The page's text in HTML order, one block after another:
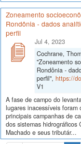
Zoneamento
Rondônia - dados
perfil
Jul 4, 2023
Cochrane,
"Zoneamento
Rondônia -
perfil", https://
V1
A fase de campo do
lugares inacessíveis foram
principais campanhas de
dos sistemas hidrográficos
Machado e seus tributár...